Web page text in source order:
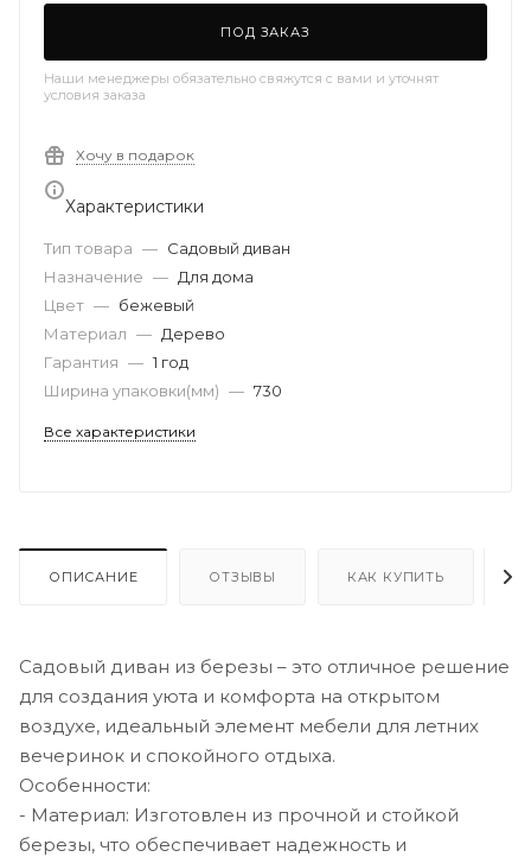
ПОД ЗАКАЗ
Наши менеджеры обязательно свяжутся с вами и уточнят
условия заказа
Хочу в подарок
Характеристики
Тип товара — Садовый диван
Назначение — Для дома
Цвет — бежевый
Материал — Дерево
Гарантия — 1 год
Ширина упаковки(мм) — 730
Все характеристики
ОПИСАНИЕ ОТЗЫВЫ КАК КУПИТЬ
Садовый диван из березы – это отличное решение
для создания уюта и комфорта на открытом
воздухе, идеальный элемент мебели для летних
вечеринок и спокойного отдыха.
Особенности:
- Материал: Изготовлен из прочной и стойкой
березы, что обеспечивает надежность и